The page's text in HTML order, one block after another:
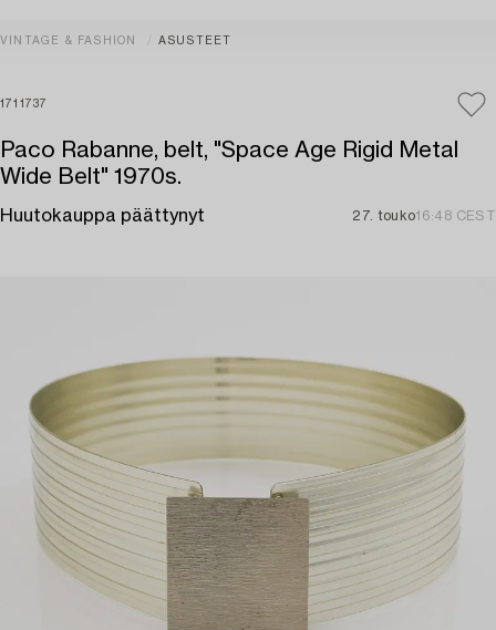
VINTAGE & FASHION ASUSTEET
1711737
Paco Rabanne, belt, "Space Age Rigid Metal
Wide Belt" 1970s.
Huutokauppa päättynyt 27. touko16:48 CEST